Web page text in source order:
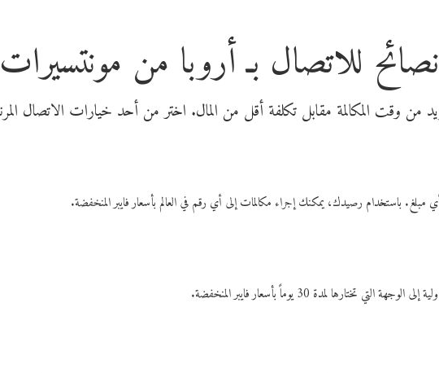
نصائح للاتصال بـ أروبا من مونتسيرات